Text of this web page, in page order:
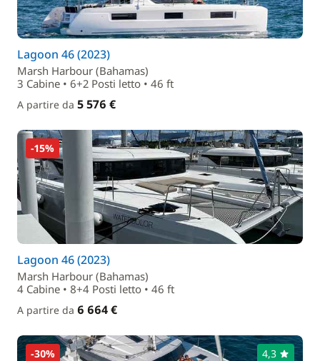
Lagoon 46 (2023)
Marsh Harbour (Bahamas)
3 Cabine • 6+2 Posti letto • 46 ft
A partire da 5 576 €
-15%
Lagoon 46 (2023)
Marsh Harbour (Bahamas)
4 Cabine • 8+4 Posti letto • 46 ft
A partire da 6 664 €
-30% 4,3